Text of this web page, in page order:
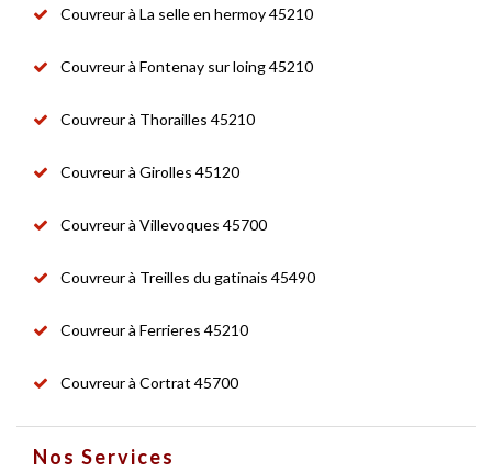
Couvreur à La selle en hermoy 45210
Couvreur à Fontenay sur loing 45210
Couvreur à Thorailles 45210
Couvreur à Girolles 45120
Couvreur à Villevoques 45700
Couvreur à Treilles du gatinais 45490
Couvreur à Ferrieres 45210
Couvreur à Cortrat 45700
Nos Services